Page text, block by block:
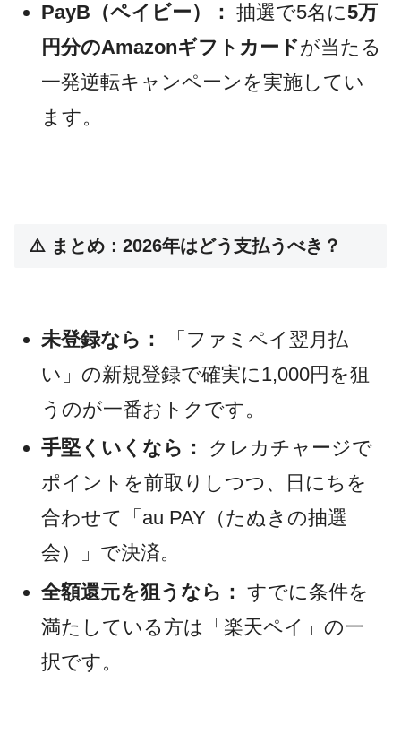
PayB（ペイビー）： 抽選で5名に5万
円分のAmazonギフトカードが当たる
一発逆転キャンペーンを実施してい
ます。
⚠️ まとめ：2026年はどう支払うべき？
未登録なら：
「ファミペイ翌月払
い」の新規登録で確実に1,000円を狙
うのが一番おトクです。
手堅くいくなら：
クレカチャージで
ポイントを前取りしつつ、日にちを
合わせて「au PAY（たぬきの抽選
会）」で決済。
全額還元を狙うなら： すでに条件を
満たしている方は「楽天ペイ」の一
択です。